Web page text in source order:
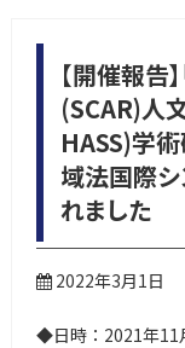
【開催報告
(SCAR)人
HASS)学術
域法国際シ
れました
2022年3月1日
◆日時：2021年